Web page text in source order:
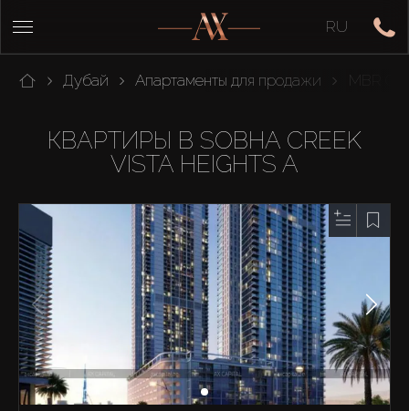
RU
Дубай Апартаменты для продажи MBR
КВАРТИРЫ В SOBHA CREEK
VISTA HEIGHTS A